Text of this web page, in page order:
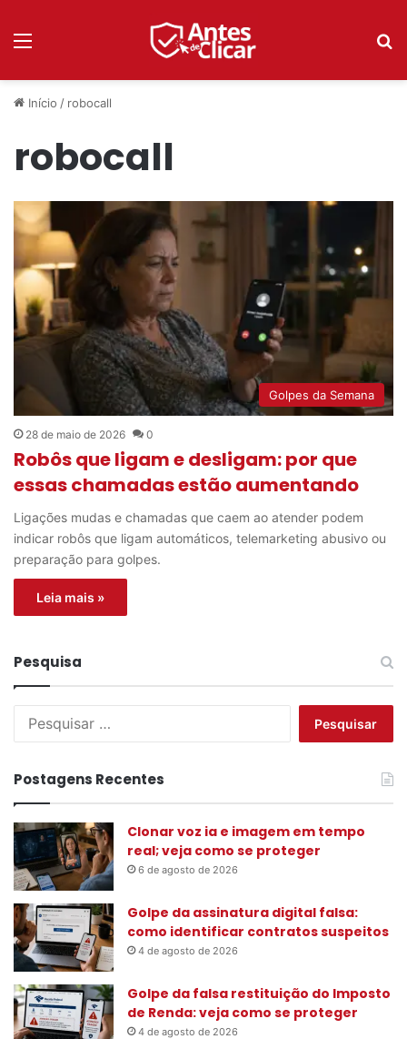
Início / robocall
robocall
Golpes da Semana
28 de maio de 2026 0
Robôs que ligam e desligam: por que
essas chamadas estão aumentando
Ligações mudas e chamadas que caem ao atender podem
indicar robôs que ligam automáticos, telemarketing abusivo ou
preparação para golpes.
Leia mais »
Pesquisa
s
a
o
r
Postagens Recentes
Clonar voz ia e imagem em tempo
real; veja como se proteger
6 de agosto de 2026
Golpe da assinatura digital falsa:
como identificar contratos suspeitos
4 de agosto de 2026
Golpe da falsa restituição do Imposto
de Renda: veja como se proteger
4 de agosto de 2026